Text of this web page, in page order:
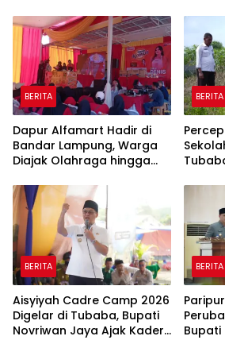
BERITA
Dapur Alfamart Hadir di
Bandar Lampung, Warga
Diajak Olahraga hingga
BERITA
BERITA
Aisyiyah Cadre Camp 2026
Digelar di Tubaba, Bupati
Novriwan Jaya Ajak Kader
BERITA